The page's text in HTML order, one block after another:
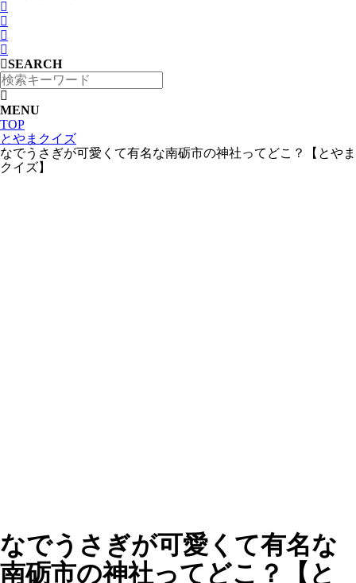
SEARCH
MENU
TOP
とやまクイズ
なでうさぎが可愛くて有名な南砺市の神社ってどこ？【とやま
クイズ】
なでうさぎが可愛くて有名な
南砺市の神社ってどこ？【と